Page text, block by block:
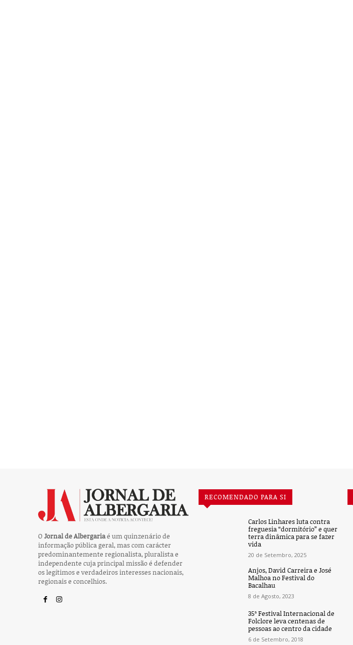
O Jornal de Albergariaé um quinzenário de
informação pública geral, mas com carácter
predominantemente regionalista, pluralista e
independente cuja principal missão é defender
os legítimos e verdadeiros interesses nacionais,
regionais e concelhios.
RECOMENDADO PARA SI
Carlos Linhares luta contra
freguesia “dormitório” e quer
terra dinâmica para se fazer
vida
20 de Setembro, 2025
Anjos, David Carreira e José
Malhoa no Festival do
Bacalhau
8 de Agosto, 2023
35ª Festival Internacional de
Folclore leva centenas de
pessoas ao centro da cidade
6 de Setembro, 2018